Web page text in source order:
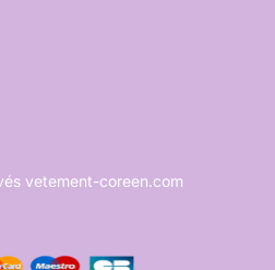
vetement-coreen.com